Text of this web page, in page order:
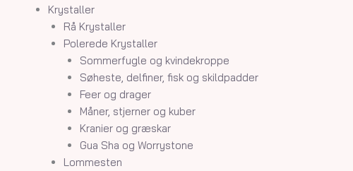
Krystaller
Rå Krystaller
Polerede Krystaller
Sommerfugle og kvindekroppe
Søheste, delfiner, fisk og skildpadder
Feer og drager
Måner, stjerner og kuber
Kranier og græskar
Gua Sha og Worrystone
Lommesten